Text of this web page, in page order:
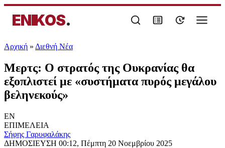
ENIKOS.
Αρχική » Διεθνή Νέα
Μερτς: Ο στρατός της Ουκρανίας θα
εξοπλιστεί με «συστήματα πυρός μεγάλου
βεληνεκούς»
EN
ΕΠΙΜΕΛΕΙΑ
Σήφης Γαρυφαλάκης
ΔΗΜΟΣΙΕΥΣΗ 00:12, Πέμπτη 20 Νοεμβρίου 2025